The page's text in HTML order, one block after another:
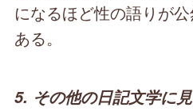
になるほど性の語りが
ある。
5. その他の日記文学に